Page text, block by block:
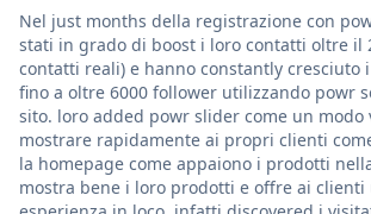
Nel just months della registrazione con
stati in grado di boost i loro contatti oltre il
contatti reali) e hanno constantly cresciuto
fino a oltre 6000 follower utilizzando powr
sito. loro added powr slider come un modo
mostrare rapidamente ai propri clienti
la homepage come appaiono i prodotti
mostra bene i loro prodotti e offre ai clienti